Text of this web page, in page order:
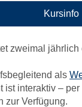
Kursinfo
zweimal
als
ist interaktiv –
zur Verfügung.